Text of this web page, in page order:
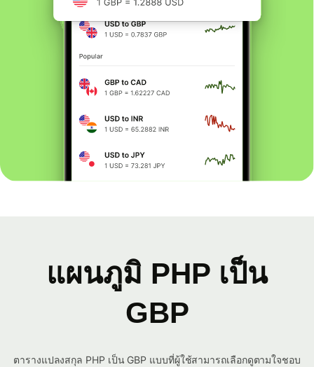
แผนภูมิ PHP เป็น
GBP
ตารางแปลงสกุล PHP เป็น GBP แบบที่ผู้ใช้สามารถเลือกดูตามใจชอบ